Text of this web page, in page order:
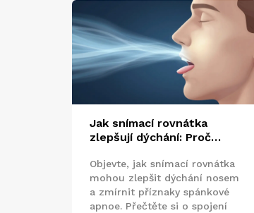
Jak snímací rovnátka
zlepšují dýchání: Proč
pomáhá při spánkové
apnoe a alergii
Objevte, jak snímací rovnátka
mohou zlepšit dýchání nosem
a zmírnit příznaky spánkové
apnoe. Přečtěte si o spojení